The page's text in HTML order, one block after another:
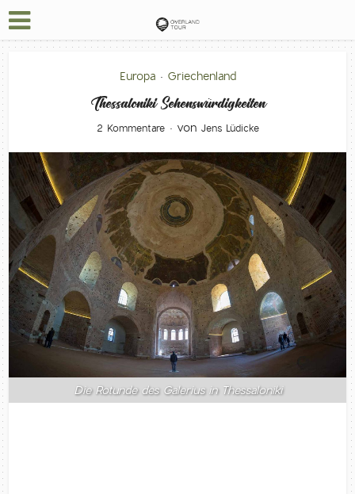
Europa • Griechenland
Thessaloniki Sehenswürdigkeiten
2 Kommentare von Jens Lüdicke
Die Rotunde des Galerius in Thessaloniki